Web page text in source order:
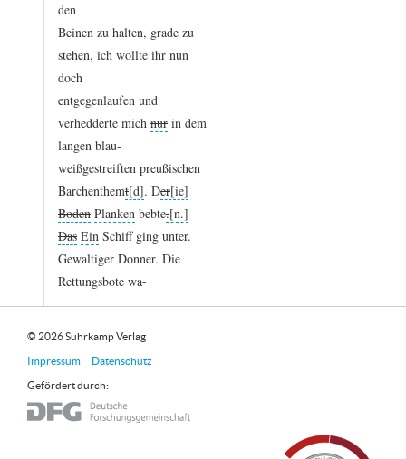
den
Beinen zu halten, grade zu
stehen, ich wollte ihr nun
doch
entgegenlaufen und
verhedderte mich nur in dem
langen blau-
weißgestreiften preußischen
Barchenthemt . Der
Boden Planken bebte.
Das Ein Schiff ging unter.
Gewaltiger Donner. Die
Rettungsbote wa-
© 2026 Suhrkamp Verlag
Impressum Datenschutz
Gefördert durch: